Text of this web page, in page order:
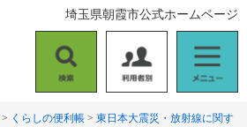
索
用
者
ニ
ュ
埼玉県朝霞市公式ホームページ
> くらしの便利帳 > 東日本大震災・放射線に関す